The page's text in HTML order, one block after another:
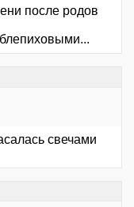
после родов
свечами